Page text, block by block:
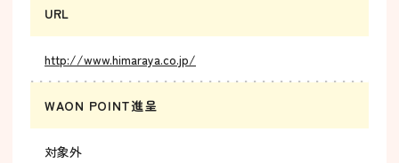
URL
http://www.himaraya.co.jp/
WAON POINT進呈
対象外